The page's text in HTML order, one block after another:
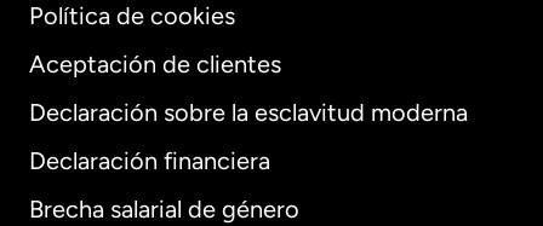
Política de cookies
Aceptación de clientes
Declaración sobre la esclavitud moderna
Declaración financiera
Brecha salarial de género
Internacional English